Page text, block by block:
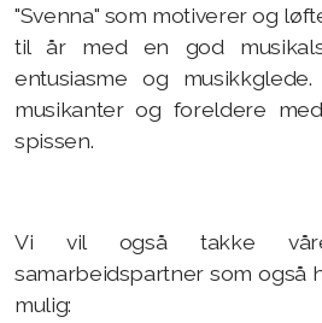
"Svenna" som motiverer og
til år med en god
entusiasme og
musikanter og foreldere
spissen.
Vi vil også takke
samarbeidspartner som også
mulig: